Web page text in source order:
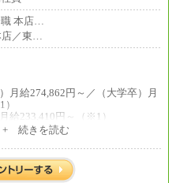
職 本店…
店／東…
給274,862円～／（大学卒）月
給233,410円～（※1）
ッフ 日給9,800円～12,500円
（試用期間中も給与に変更
異なります
+ 続きを読む